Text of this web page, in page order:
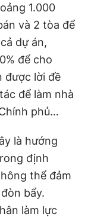
1.000
và 2 tòa để
dự án,
để cho
được lời đề
để làm nhà
phủ…
là hướng
định
thể đảm
bẩy.
làm lực